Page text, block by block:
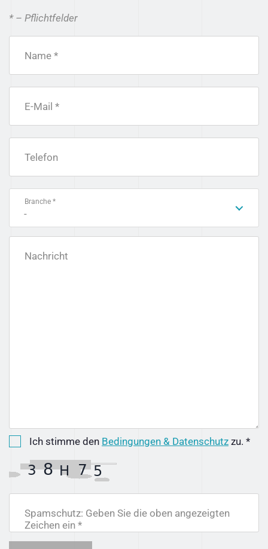
* – Pflichtfelder
Name *
E-Mail *
Telefon
Branche *
-
Nachricht
Ich stimme den Bedingungen & Datenschutz zu. *
Spamschutz: Geben Sie die oben angezeigten
Zeichen ein *